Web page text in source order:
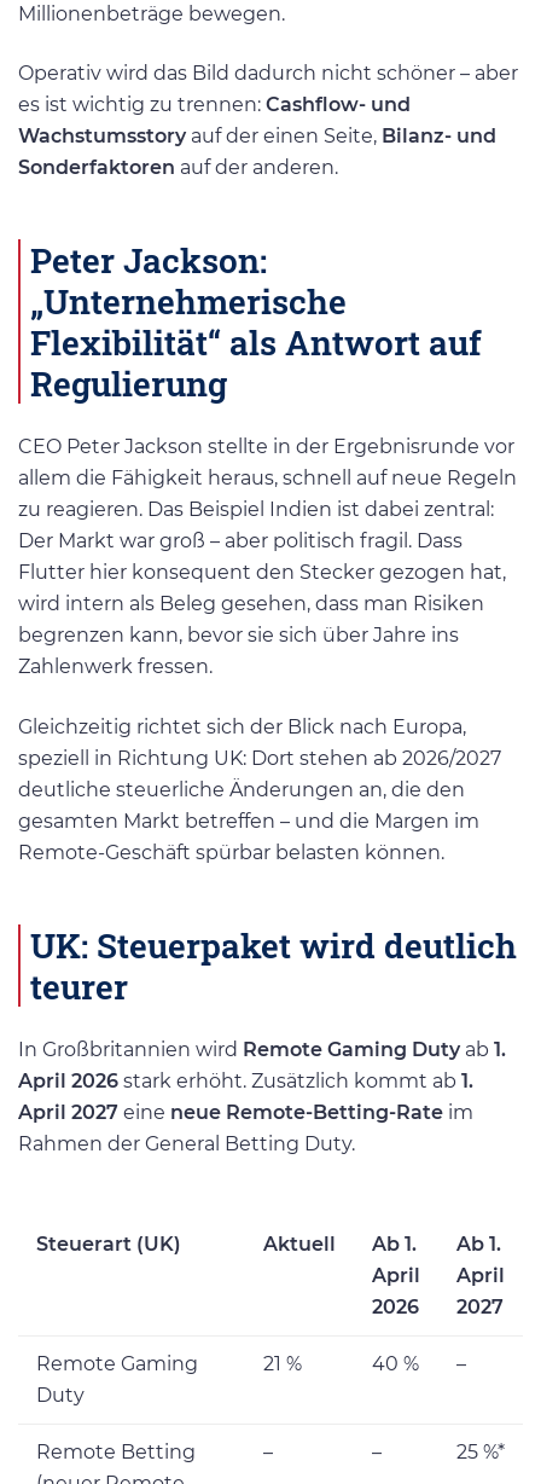
Millionenbeträge bewegen.
Operativ wird das Bild dadurch nicht schöner – aber
es ist wichtig zu trennen: Cashflow- und
Wachstumsstoryauf der einen Seite, Bilanz- und
Sonderfaktoren auf der anderen.
Peter Jackson:
„Unternehmerische
Flexibilität“ als Antwort auf
Regulierung
CEO Peter Jackson stellte in der Ergebnisrunde vor
allem die Fähigkeit heraus, schnell auf neue Regeln
zu reagieren. Das Beispiel Indien ist dabei zentral:
Der Markt war groß – aber politisch fragil. Dass
Flutter hier konsequent den Stecker gezogen hat,
wird intern als Beleg gesehen, dass man Risiken
begrenzen kann, bevor sie sich über Jahre ins
Zahlenwerk fressen.
Gleichzeitig richtet sich der Blick nach Europa,
speziell in Richtung UK: Dort stehen ab 2026/2027
deutliche steuerliche Änderungen an, die den
gesamten Markt betreffen – und die Margen im
Remote-Geschäft spürbar belasten können.
UK: Steuerpaket wird deutlich
teurer
In Großbritannien wird Remote Gaming Dutyab 1.
April 2026 stark erhöht. Zusätzlich kommt ab 1.
April 2027 eine neue Remote-Betting-Rate im
Rahmen der General Betting Duty.
Steuerart (UK) Aktuell
Ab 1.
April
2026
Ab 1.
April
2027
Remote Gaming
Duty
21 % 40 % –
Remote Betting
– – 25 %*